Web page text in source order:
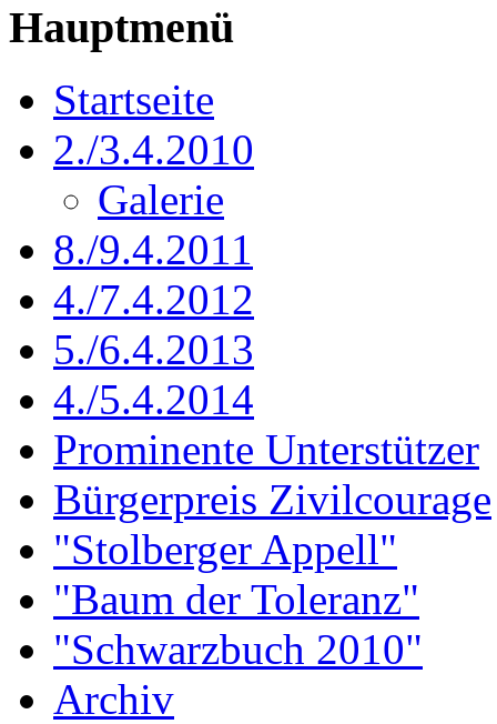
Hauptmenü
Startseite
2./3.4.2010
Galerie
8./9.4.2011
4./7.4.2012
5./6.4.2013
4./5.4.2014
Prominente Unterstützer
Bürgerpreis Zivilcourage
"Stolberger Appell"
"Baum der Toleranz"
"Schwarzbuch 2010"
Archiv